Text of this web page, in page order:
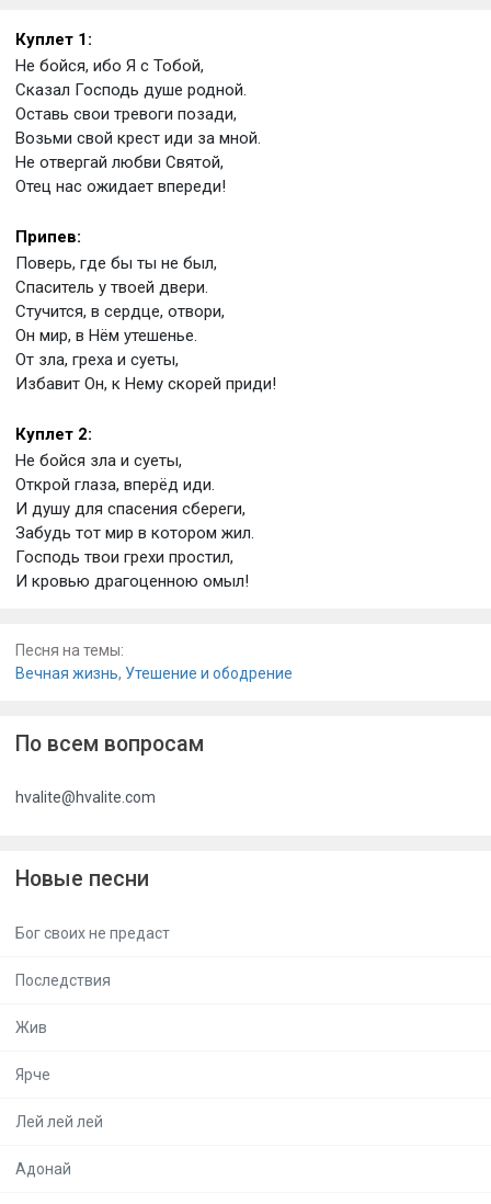
Куплет 1:
Не бойся, ибо Я с Тобой,
Сказал Господь душе родной.
Оставь свои тревоги позади,
Возьми свой крест иди за мной.
Не отвергай любви Святой,
Отец нас ожидает впереди!
Припев:
Поверь, где бы ты не был,
Спаситель у твоей двери.
Стучится, в сердце, отвори,
Он мир, в Нём утешенье.
От зла, греха и суеты,
Избавит Он, к Нему скорей приди!
Куплет 2:
Не бойся зла и суеты,
Открой глаза, вперёд иди.
И душу для спасения сбереги,
Забудь тот мир в котором жил.
Господь твои грехи простил,
И кровью драгоценною омыл!
Песня на темы:
Вечная жизнь, Утешение и ободрение
По всем вопросам
hvalite@hvalite.com
Новые песни
Бог своих не предаст
Последствия
Жив
Ярче
Лей лей лей
Адонай